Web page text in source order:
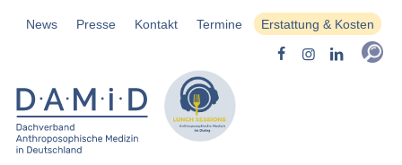
News Presse Kontakt Termine Erstattung & Kosten